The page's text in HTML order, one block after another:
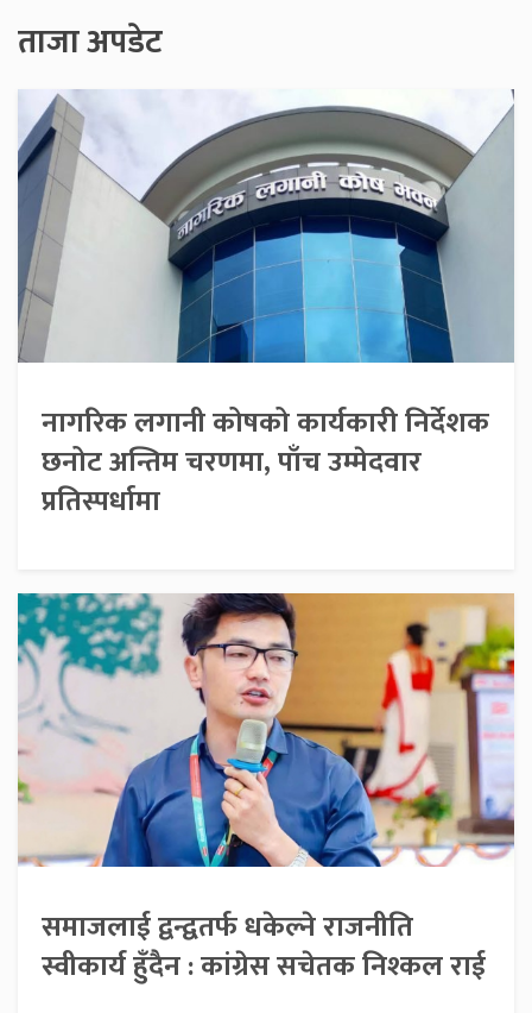
ताजा अपडेट
नागरिक लगानी कोषको कार्यकारी निर्देशक
छनोट अन्तिम चरणमा, पाँच उम्मेदवार
प्रतिस्पर्धामा
समाजलाई द्वन्द्वतर्फ धकेल्ने राजनीति
स्वीकार्य हुँदैन : कांग्रेस सचेतक निश्कल राई